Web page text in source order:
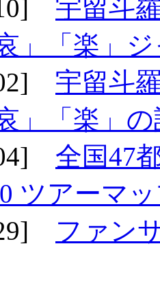
宇留斗
」「楽」
宇留斗
」「楽」
全国47
ツアーマ
ファン